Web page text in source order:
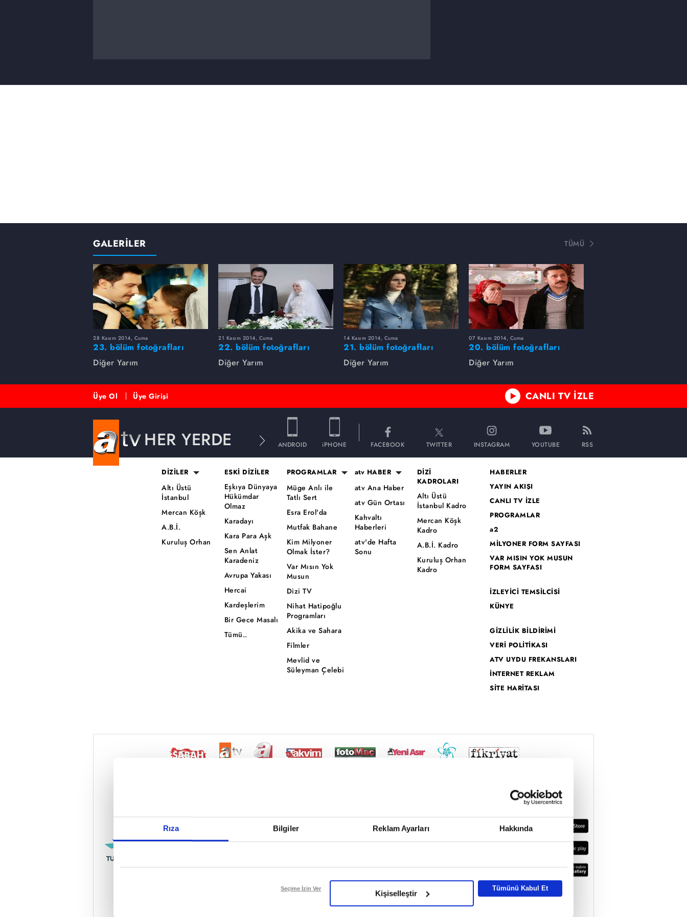
Rıza Bilgiler Reklam Ayarları Hakkında
Reddet
Seçime İzin Ver
Kişiselleştir
Tümünü Kabul Et
GALERİLER TÜMÜ
28 Kasım 2014, Cuma
23. bölüm fotoğrafları
Diğer Yarım
21 Kasım 2014, Cuma
22. bölüm fotoğrafları
Diğer Yarım
14 Kasım 2014, Cuma
21. bölüm fotoğrafları
Diğer Yarım
07 Kasım 2014, Cuma
20. bölüm fotoğrafları
Diğer Yarım
Üye Ol Üye Girişi CANLI TV İZLE
HER YERDE ANDROID iPHONE FACEBOOK TWITTER INSTAGRAM YOUTUBE RSS
DİZİLER
Altı Üstü
İstanbul
Mercan Köşk
A.B.İ.
Kuruluş Orhan
ESKİ DİZİLER
Eşkıya Dünyaya
Hükümdar
Olmaz
Karadayı
Kara Para Aşk
Sen Anlat
Karadeniz
Avrupa Yakası
Hercai
Kardeşlerim
Bir Gece Masalı
Tümü..
PROGRAMLAR
Müge Anlı ile
Tatlı Sert
Esra Erol'da
Mutfak Bahane
Kim Milyoner
Olmak İster?
Var Mısın Yok
Musun
Dizi TV
Nihat Hatipoğlu
Programları
Akika ve Sahara
Filmler
Mevlid ve
Süleyman Çelebi
atv HABER
atv Ana Haber
atv Gün Ortası
Kahvaltı
Haberleri
atv'de Hafta
Sonu
DİZİ
KADROLARI
Altı Üstü
İstanbul Kadro
Mercan Köşk
Kadro
A.B.İ. Kadro
Kuruluş Orhan
Kadro
HABERLER
YAYIN AKIŞI
CANLI TV İZLE
PROGRAMLAR
a2
MİLYONER FORM SAYFASI
VAR MISIN YOK MUSUN
FORM SAYFASI
İZLEYİCİ TEMSİLCİSİ
KÜNYE
GİZLİLİK BİLDİRİMİ
VERİ POLİTİKASI
ATV UYDU FREKANSLARI
İNTERNET REKLAM
SİTE HARİTASI